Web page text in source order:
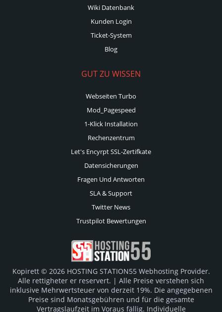
Wiki Datenbank
Kunden Login
Ticket-System
Blog
GUT ZU WISSEN
Webseiten Turbo
Mod_Pagespeed
1-Klick Installation
Rechenzentrum
Let's Encyrpt SSL-Zertifkate
Datensicherungen
Fragen Und Antworten
SLA & Support
Twitter News
Trustpilot Bewertungen
Kopirett © 2026 HOSTING STATION55 Webhosting Provider.
Alle rettigheter er reservert. | Alle Preise verstehen sich
inklusive Mehrwertsteuer von derzeit 19%. Die angegebenen
Preise sind Monatsgebühren und für die gesamte
Vertragslaufzeit im Voraus fällig. Individuelle